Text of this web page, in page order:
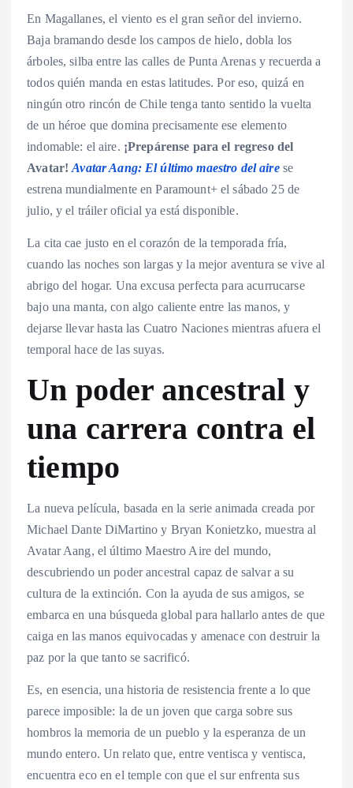
En Magallanes, el viento es el gran señor del invierno.
Baja bramando desde los campos de hielo, dobla los
árboles, silba entre las calles de Punta Arenas y recuerda a
todos quién manda en estas latitudes. Por eso, quizá en
ningún otro rincón de Chile tenga tanto sentido la vuelta
de un héroe que domina precisamente ese elemento
indomable: el aire. ¡Prepárense para el regreso del
Avatar! Avatar Aang: El último maestro del airese
estrena mundialmente en Paramount+ el sábado 25 de
julio, y el tráiler oficial ya está disponible.
La cita cae justo en el corazón de la temporada fría,
cuando las noches son largas y la mejor aventura se vive al
abrigo del hogar. Una excusa perfecta para acurrucarse
bajo una manta, con algo caliente entre las manos, y
dejarse llevar hasta las Cuatro Naciones mientras afuera el
temporal hace de las suyas.
Un poder ancestral y
una carrera contra el
tiempo
La nueva película, basada en la serie animada creada por
Michael Dante DiMartino y Bryan Konietzko, muestra al
Avatar Aang, el último Maestro Aire del mundo,
descubriendo un poder ancestral capaz de salvar a su
cultura de la extinción. Con la ayuda de sus amigos, se
embarca en una búsqueda global para hallarlo antes de que
caiga en las manos equivocadas y amenace con destruir la
paz por la que tanto se sacrificó.
Es, en esencia, una historia de resistencia frente a lo que
parece imposible: la de un joven que carga sobre sus
hombros la memoria de un pueblo y la esperanza de un
mundo entero. Un relato que, entre ventisca y ventisca,
encuentra eco en el temple con que el sur enfrenta sus